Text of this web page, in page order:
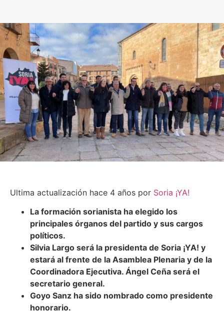
Ultima actualización hace 4 años por Soria ¡YA!
La formación sorianista ha elegido los
principales órganos del partido y sus cargos
políticos.
Silvia Largo será la presidenta de Soria ¡YA! y
estará al frente de la Asamblea Plenaria y de la
Coordinadora Ejecutiva. Ángel Ceña será el
secretario general.
Goyo Sanz ha sido nombrado como presidente
honorario.